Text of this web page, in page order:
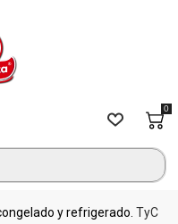
0
y refrigerado. TyC